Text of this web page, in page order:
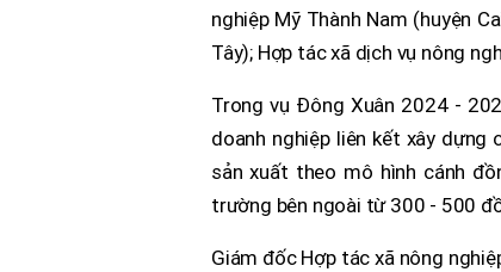
nghiệp Mỹ Thành Nam (huyện
Tây); Hợp tác xã dịch vụ nông
Trong vụ Đông Xuân 2024 -
doanh nghiệp liên kết xây
sản xuất theo mô hình cánh
trường bên ngoài từ 300 - 500
Giám đốc Hợp tác xã nông